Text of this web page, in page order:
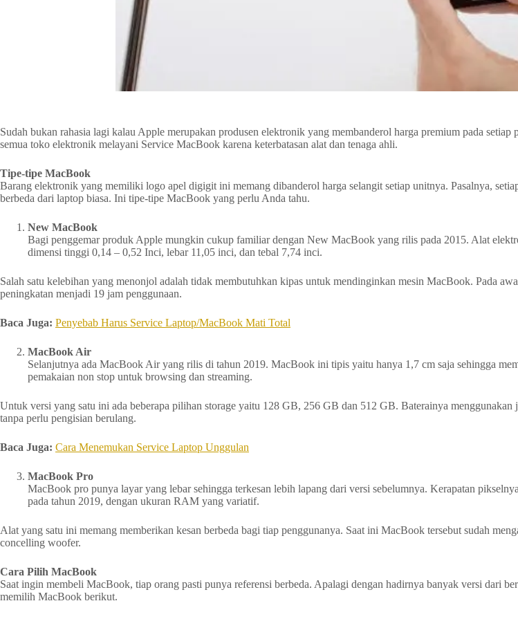
Sudah bukan rahasia lagi kalau Apple merupakan produsen elektronik yang membanderol harga premium pada
semua toko elektronik melayani Service MacBook karena keterbatasan alat dan tenaga ahli.
Tipe-tipe MacBook
Barang elektronik yang memiliki logo apel digigit ini memang dibanderol harga selangit setiap unitnya. Pasalnya,
berbeda dari laptop biasa. Ini tipe-tipe MacBook yang perlu Anda tahu.
New MacBook
Bagi penggemar produk Apple mungkin cukup familiar dengan New MacBook yang rilis pada 2015. Alat
dimensi tinggi 0,14 – 0,52 Inci, lebar 11,05 inci, dan tebal 7,74 inci.
Salah satu kelebihan yang menonjol adalah tidak membutuhkan kipas untuk mendinginkan mesin MacBook. Pada
peningkatan menjadi 19 jam penggunaan.
Baca Juga: Penyebab Harus Service Laptop/MacBook Mati Total
MacBook Air
Selanjutnya ada MacBook Air yang rilis di tahun 2019. MacBook ini tipis yaitu hanya 1,7 cm saja sehingga
pemakaian non stop untuk browsing dan streaming.
Untuk versi yang satu ini ada beberapa pilihan storage yaitu 128 GB, 256 GB dan 512 GB. Baterainya
tanpa perlu pengisian berulang.
Baca Juga: Cara Menemukan Service Laptop Unggulan
MacBook Pro
MacBook pro punya layar yang lebar sehingga terkesan lebih lapang dari versi sebelumnya. Kerapatan
pada tahun 2019, dengan ukuran RAM yang variatif.
Alat yang satu ini memang memberikan kesan berbeda bagi tiap penggunanya. Saat ini MacBook tersebut sudah
concelling woofer.
Cara Pilih MacBook
Saat ingin membeli MacBook, tiap orang pasti punya referensi berbeda. Apalagi dengan hadirnya banyak versi dari
memilih MacBook berikut.